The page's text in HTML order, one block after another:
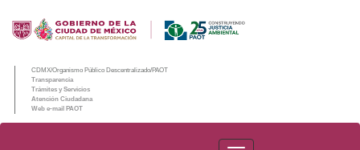
CDMX/Organismo Público Descentralizado/PAOT
Transparencia
Trámites y Servicios
Atención Ciudadana
Web e-mail PAOT